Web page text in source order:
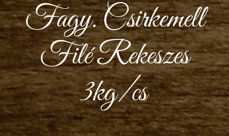
Fagy. Csirkemell
Filé Rekeszes
3kg/cs